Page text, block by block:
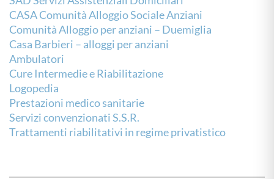
CASA Comunità Alloggio Sociale Anziani
Comunità Alloggio per anziani – Duemiglia
Casa Barbieri – alloggi per anziani
Ambulatori
Cure Intermedie e Riabilitazione
Logopedia
Prestazioni medico sanitarie
Servizi convenzionati S.S.R.
Trattamenti riabilitativi in regime privatistico